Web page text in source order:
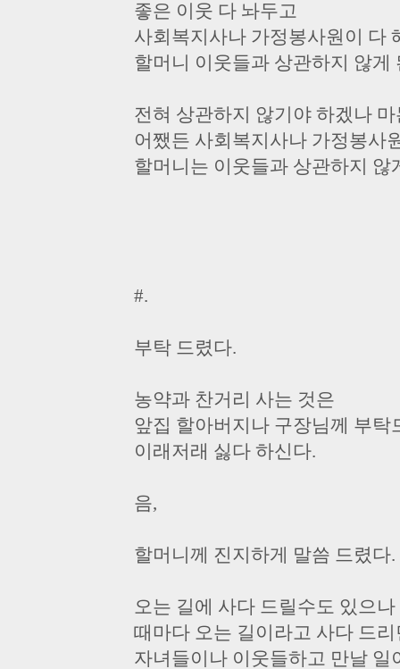
좋은 이웃 다 놔두고
사회복지사나 가정봉사원이 다
할머니 이웃들과 상관하지 않게
전혀 상관하지 않기야 하겠나 마
어쨌든 사회복지사나 가정봉사
할머니는 이웃들과 상관하지 않
#.
부탁 드렸다.
농약과 찬거리 사는 것은
앞집 할아버지나 구장님께 부
이래저래 싫다 하신다.
음,
할머니께 진지하게 말씀 드렸다.
오는 길에 사다 드릴수도 있으나
때마다 오는 길이라고 사다 드리
자녀들이나 이웃들하고 만날 일